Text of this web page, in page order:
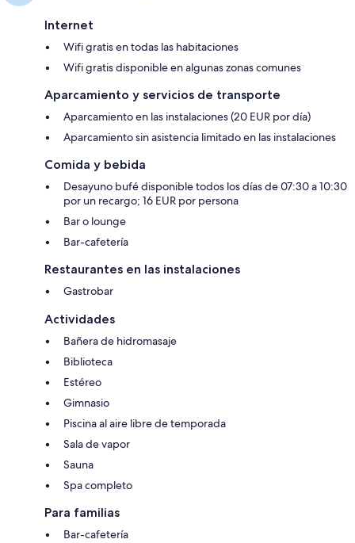
Internet
Wifi gratis en todas las habitaciones
Wifi gratis disponible en algunas zonas comunes
Aparcamiento y servicios de transporte
Aparcamiento en las instalaciones (20 EUR por día)
Aparcamiento sin asistencia limitado en las instalaciones
Comida y bebida
Desayuno bufé disponible todos los días de 07:30 a 10:30
por un recargo; 16 EUR por persona
Bar o lounge
Bar-cafetería
Restaurantes en las instalaciones
Gastrobar
Actividades
Bañera de hidromasaje
Biblioteca
Estéreo
Gimnasio
Piscina al aire libre de temporada
Sala de vapor
Sauna
Spa completo
Para familias
Bar-cafetería